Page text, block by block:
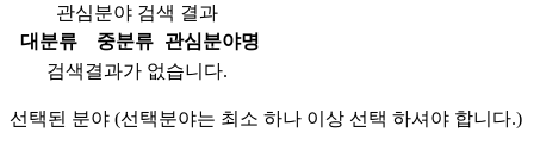
관심분야 검색 결과
대분류
중분류
관심분야명
검색결과가 없습니다.
선택된 분야 (선택분야는 최소 하나 이상 선택 하셔야 합니다.)